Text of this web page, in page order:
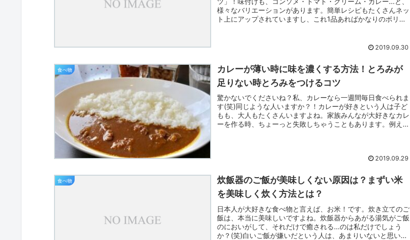
様々なバリエーションがあります。簡単レシピもたくさんネッ
ト上にアップされていますし、これ1品あればかなりのボリュ
2019.09.30
食べ物
カレーが薄い時に味を濃くする方法！とろみが
足りない時とろみをつけるコツ
驚かないでくださいね？私、カレーなら一週間毎日食べられま
す(笑)同じような人いますか？！カレーが好きという人は子ど
もも、大人もたくさんいますよね。家族みんなが大好きなカレ
ーを作る時、ちょーっと失敗しちゃうこともあります。例え
2019.09.29
食べ物
炊飯器のご飯が美味しくない原因は？まずい米
を美味しく炊く方法とは？
日本人が大好きな食べ物と言えば、お米！です。炊き立てのご
飯は、本当に美味しいですよね。炊飯器からあがる湯気がご飯
のにおいがして、それだけで癒される…のは私だけでしょう
か？(笑)白いご飯が嫌いだという人は、あまりいないと思いま